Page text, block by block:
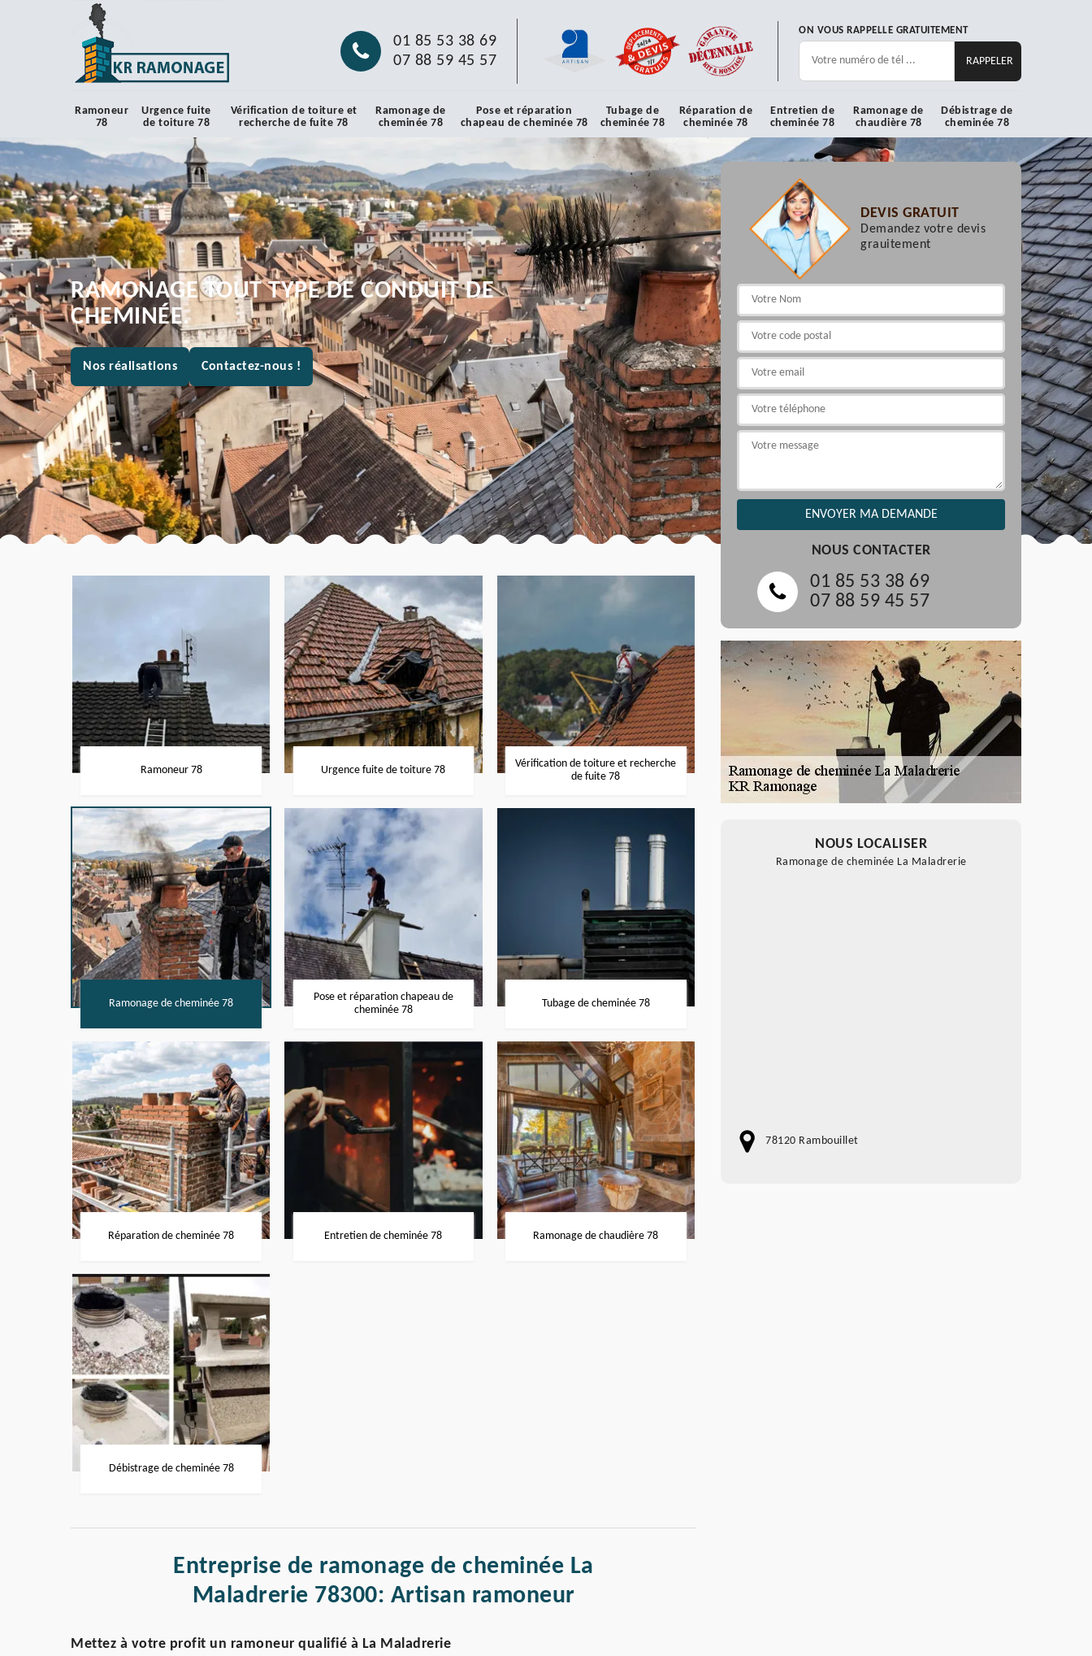
01 85 53 38 69
07 88 59 45 57
ON VOUS RAPPELLE GRATUITEMENT
Ramoneur
78
Urgence fuite
de toiture 78
Vérification de toiture et
recherche de fuite 78
Ramonage de
cheminée 78
Pose et réparation
chapeau de cheminée 78
Tubage de
cheminée 78
Réparation de
cheminée 78
Entretien de
cheminée 78
Ramonage de
chaudière 78
Débistrage de
cheminée 78
RAMONAGE TOUT TYPE DE CONDUIT DE
CHEMINÉE.
Nos réalisations Contactez-nous !
Ramoneur 78 Urgence fuite de toiture 78
Vérification de toiture et recherche
de fuite 78
Ramonage de cheminée 78
Pose et réparation chapeau de
cheminée 78
Tubage de cheminée 78
Réparation de cheminée 78 Entretien de cheminée 78 Ramonage de chaudière 78
Débistrage de cheminée 78
Entreprise de ramonage de cheminée La
Maladrerie 78300: Artisan ramoneur
Mettez à votre profit un ramoneur qualifié à La Maladrerie
DEVIS GRATUIT
Demandez votre devis
grauitement
NOUS CONTACTER
01 85 53 38 69
07 88 59 45 57
NOUS LOCALISER
Ramonage de cheminée La Maladrerie
78120 Rambouillet